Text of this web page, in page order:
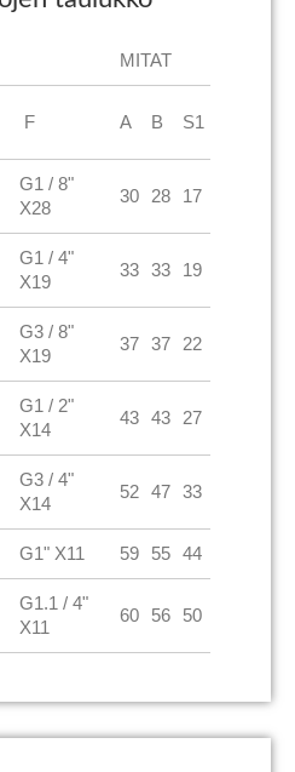
MITAT
F A B S1
G1 / 8"
X28
30 28 17
G1 / 4"
X19
33 33 19
G3 / 8"
X19
37 37 22
G1 / 2"
X14
43 43 27
G3 / 4"
X14
52 47 33
G1" X11 59 55 44
G1.1 / 4"
X11
60 56 50